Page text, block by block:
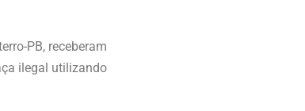
PB, receberam
ilegal utilizando